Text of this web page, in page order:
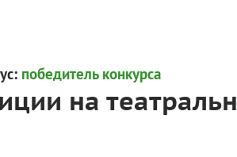
победитель конкурса
на